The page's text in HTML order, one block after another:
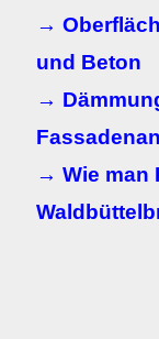
→
und Beton
→
→ Wie man